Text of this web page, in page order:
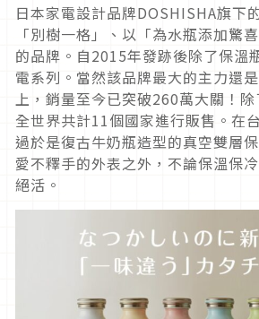
日本家電設計品牌DOSHISHA旗下
「別樹一格」、以「為水瓶添加驚
的品牌。自2015年發跡後除了保溫
電系列。當然該品牌最大的主力還
上，銷量至今已突破260萬大關！
全世界共計11個國家進行販售。在
過於是復古牛奶瓶造型的真空雙層
愛不釋手的外表之外，不論保溫保
絕活。